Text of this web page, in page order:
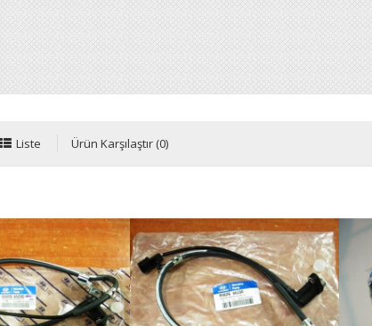
Liste Ürün Karşılaştır (0)